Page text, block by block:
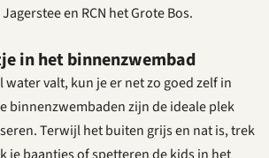
en RCN het Grote Bos.
in het binnenzwembad
water valt, kun je er net zo goed zelf in
binnenzwembaden zijn de ideale plek
Terwijl het buiten grijs en nat is, trek